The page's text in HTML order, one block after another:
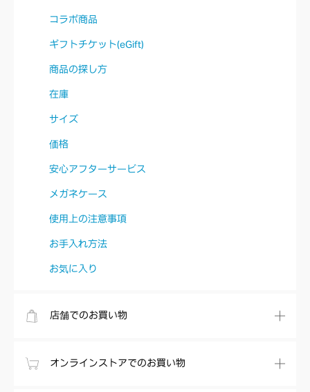
コラボ商品
ギフトチケット(eGift)
商品の探し方
在庫
サイズ
価格
安心アフターサービス
メガネケース
使用上の注意事項
お手入れ方法
お気に入り
店舗でのお買い物
オンラインストアでのお買い物